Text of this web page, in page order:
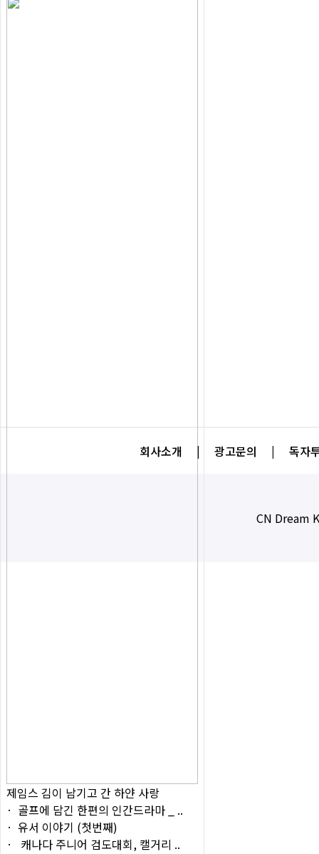
제임스 김이 남기고 간 하얀 사랑
골프에 담긴 한편의 인간드라마 _ ..
유서 이야기 (첫번째)
캐나다 주니어 검도대회, 캘거리 ..
회사소개 | 광고문의 | 독자
CN Dream